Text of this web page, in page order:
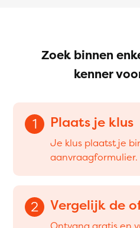
Zoek binnen
kenner
1 Plaats je klus
Je klus plaatst je
aanvraagformulier.
2 Vergelijk de